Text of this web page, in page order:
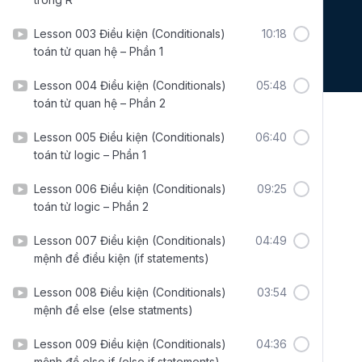
Lesson 003 Điều kiện (Conditionals)
toán tử quan hệ – Phần 1
10:18
Lesson 004 Điều kiện (Conditionals)
toán tử quan hệ – Phần 2
05:48
Lesson 005 Điều kiện (Conditionals)
toán tử logic – Phần 1
06:40
Lesson 006 Điều kiện (Conditionals)
toán tử logic – Phần 2
09:25
Lesson 007 Điều kiện (Conditionals)
mệnh đề điều kiện (if statements)
04:49
Lesson 008 Điều kiện (Conditionals)
mệnh đề else (else statments)
03:54
Lesson 009 Điều kiện (Conditionals)
04:36